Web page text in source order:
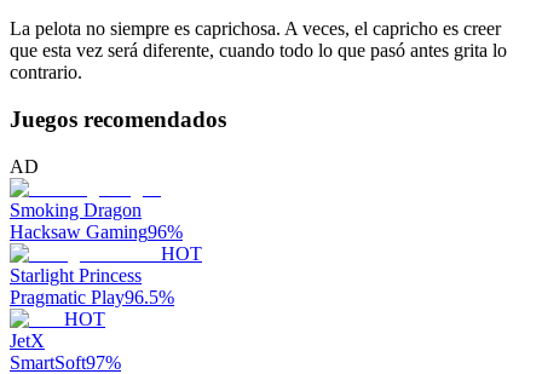
La pelota no siempre es caprichosa. A veces, el capricho es creer
que esta vez será diferente, cuando todo lo que pasó antes grita lo
contrario.
Juegos recomendados
AD
Smoking Dragon
Hacksaw Gaming96%
HOT
Starlight Princess
Pragmatic Play96.5%
HOT
JetX
SmartSoft97%